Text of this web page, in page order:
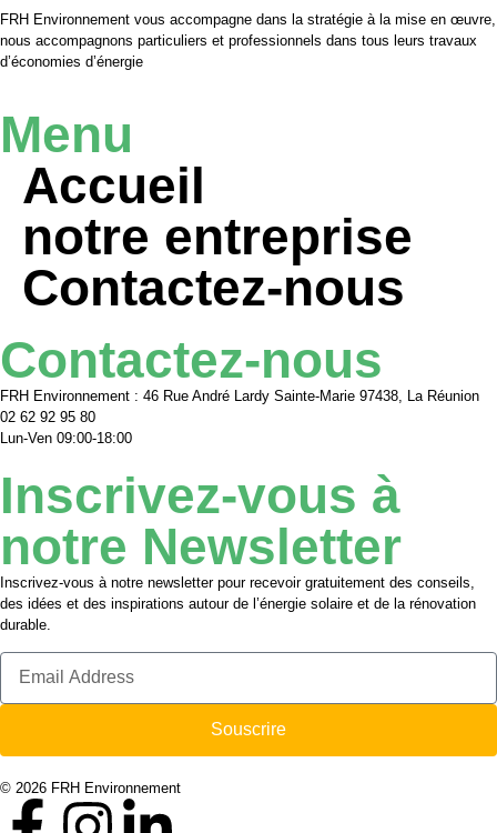
FRH Environnement vous accompagne dans la stratégie à la mise en œuvre,
nous accompagnons particuliers et professionnels dans tous leurs travaux
d’économies d’énergie
Menu
Accueil
notre entreprise
Contactez-nous
Contactez-nous
FRH Environnement : 46 Rue André Lardy Sainte-Marie 97438, La Réunion
02 62 92 95 80
Lun-Ven 09:00-18:00
Inscrivez-vous à
notre Newsletter
Inscrivez-vous à notre newsletter pour recevoir gratuitement des conseils,
des idées et des inspirations autour de l’énergie solaire et de la rénovation
durable.
Souscrire
© 2026 FRH Environnement